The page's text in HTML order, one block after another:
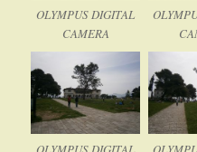
OLYMPUS DIGITAL
CAMERA